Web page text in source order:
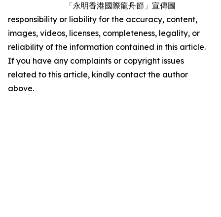
「永明香港國際龍舟節」宣傳圖
responsibility or liability for the accuracy, content,
images, videos, licenses, completeness, legality, or
reliability of the information contained in this article.
If you have any complaints or copyright issues
related to this article, kindly contact the author
above.